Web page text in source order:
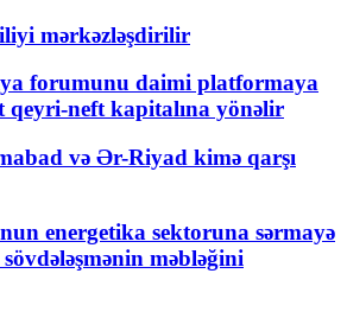
mərkəzləşdirilir
forumunu daimi platformaya
qeyri-neft kapitalına yönəlir
və Ər-Riyad kimə qarşı
energetika sektoruna sərmayə
məbləğini